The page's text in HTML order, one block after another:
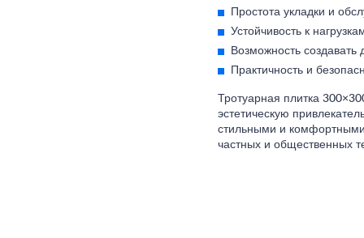
Простота укладки и
Устойчивость к
Возможность
Практичность и
Тротуарная плитка
эстетическую
стильными и
частных и общественных